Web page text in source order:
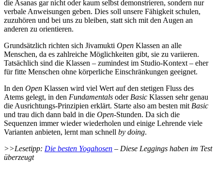
die Asanas gar nicht oder kaum selbst demonstrieren, sondern nur
verbale Anweisungen geben. Dies soll unsere Fähigkeit schulen,
zuzuhören und bei uns zu bleiben, statt sich mit den Augen an
anderen zu orientieren.
Grundsätzlich richten sich Jivamukti Open Klassen an alle
Menschen, da es zahlreiche Möglichkeiten gibt, sie zu variieren.
Tatsächlich sind die Klassen – zumindest im Studio-Kontext – eher
für fitte Menschen ohne körperliche Einschränkungen geeignet.
In den Open Klassen wird viel Wert auf den stetigen Fluss des
Atems gelegt, in den Fundamentals oder Basic Klassen sehr genau
die Ausrichtungs-Prinzipien erklärt. Starte also am besten mit Basic
und trau dich dann bald in die Open-Stunden. Da sich die
Sequenzen immer wieder wiederholen und einige Lehrende viele
Varianten anbieten, lernt man schnell by doing.
>>Lesetipp: Die besten Yogahosen – Diese Leggings haben im Test
überzeugt